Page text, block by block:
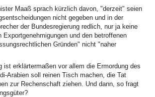
Maaß sprach kürzlich davon, "derzeit" seien
nicht gegeben und in der
der Bundesregierung redlich, nur ja keine
und den betroffenen
Gründen" nicht "naher
erklärtermaßen vor allem die Ermordung des
Arabien soll reinen Tisch machen, die Tat
zur Rechenschaft ziehen. Und dann, so fragt